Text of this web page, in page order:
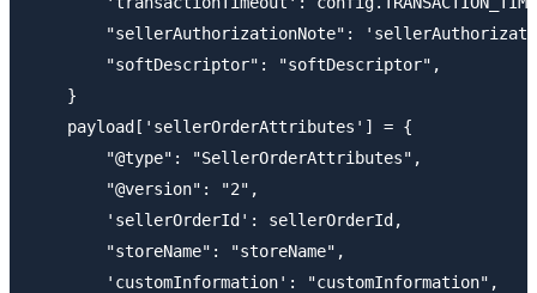
"sellerAuthorizationNote":
        "softDescriptor": "softDescriptor",
    }
    payload['sellerOrderAttributes'] = {
        "@type": "SellerOrderAttributes",
        "@version": "2",
        'sellerOrderId': sellerOrderId,
        "storeName": "storeName",
        'customInformation': "customInformation",